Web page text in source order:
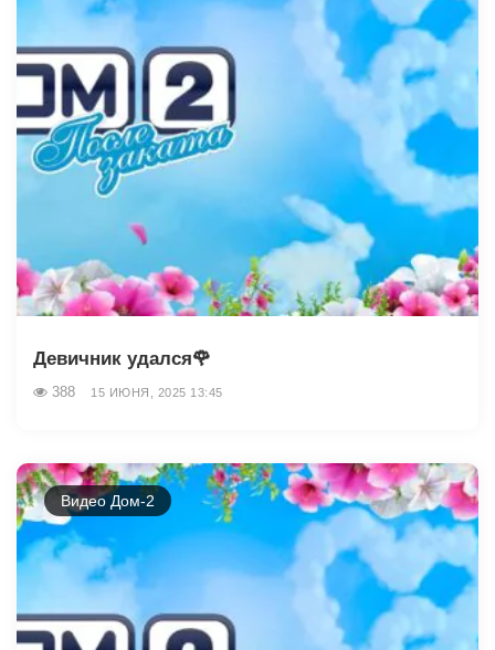
Девичник удался🌹
388 15 ИЮНЯ, 2025 13:45
Видео Дом-2